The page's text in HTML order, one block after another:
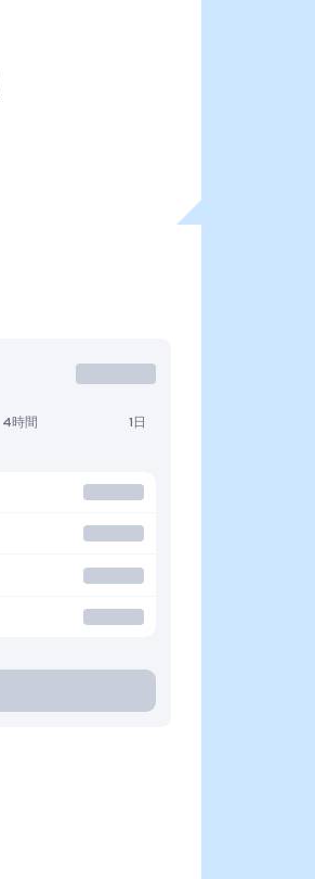
4時間 1日